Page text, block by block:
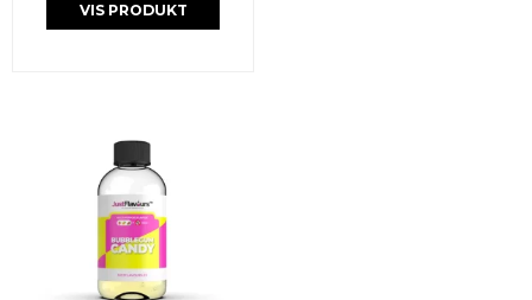
VIS PRODUKT